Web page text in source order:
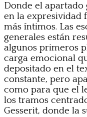
Donde el
en la expresividad
más íntimos. Las
generales están
algunos primeros
carga emocional
depositado en el
constante, pero
como para que el
los tramos
Gesserit, donde la